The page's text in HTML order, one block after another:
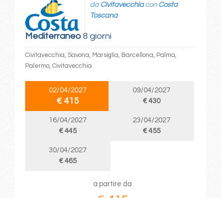
Mediterraneo8 giorni
da Civitavecchiacon Costa
Toscana
Civitavecchia, Savona, Marsiglia, Barcellona, Palma,
Palermo, Civitavecchia
02/04/2027
€ 415
09/04/2027
€ 430
16/04/2027
€ 445
23/04/2027
€ 455
30/04/2027
€ 465
a partire da